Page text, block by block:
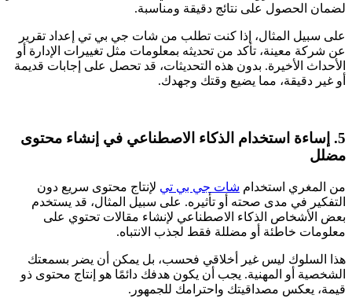
لضمان الحصول على نتائج دقيقة ومناسبة.
على سبيل المثال، إذا كنت تطلب من شات جي بي تي إعداد تقرير
عن شركة معينة، تأكد من تحديثه بمعلومات مثل تغييرات الإدارة أو
الأحداث الأخيرة. بدون هذه التحديثات، قد تحصل على إجابات قديمة
أو غير دقيقة، مما يضيع وقتك وجهدك.
5. إساءة استخدام الذكاء الاصطناعي في إنشاء محتوى
مضلل
من المغري استخدام شات جي بي تي لإنتاج محتوى سريع دون
التفكير في مدى صحته أو تأثيره. على سبيل المثال، قد يستخدم
بعض الأشخاص الذكاء الاصطناعي لإنشاء مقالات تحتوي على
معلومات خاطئة أو مضللة فقط لجذب الانتباه.
هذا السلوك ليس غير أخلاقي فحسب، بل يمكن أن يضر بسمعتك
الشخصية أو المهنية. يجب أن يكون هدفك دائمًا هو إنتاج محتوى ذو
قيمة، يعكس مصداقيتك واحترامك للجمهور.